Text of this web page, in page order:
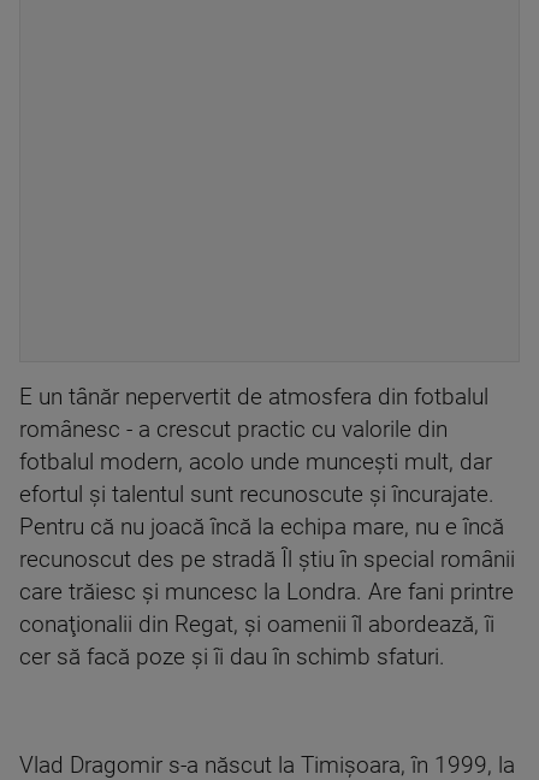
E un tânăr nepervertit de atmosfera din fotbalul
românesc - a crescut practic cu valorile din
fotbalul modern, acolo unde munceşti mult, dar
efortul şi talentul sunt recunoscute şi încurajate.
Pentru că nu joacă încă la echipa mare, nu e încă
recunoscut des pe stradă Îl ştiu în special românii
care trăiesc şi muncesc la Londra. Are fani printre
conaţionalii din Regat, şi oamenii îl abordează, îi
cer să facă poze şi îi dau în schimb sfaturi.
Vlad Dragomir s-a născut la Timişoara, în 1999, la